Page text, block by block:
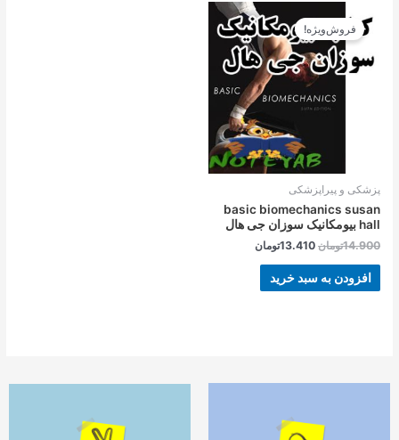
فروش‌ویژه!
پزشکی و پیراپزشکی
basic biomechanics susan
hall بیومکانیک سوزان جی هال
14.900تومان
اصلی
14.900تومان
بود.
13.410تومان
قیمت
فعلی
13.410تومان
است.
افزودن به سبد خرید